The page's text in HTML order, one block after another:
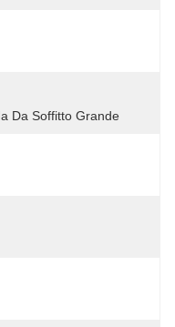
Da Soffitto Grande